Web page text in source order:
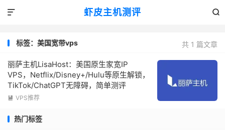
虾皮主机测评 

共 1 篇文章
标签：美国宽带vps
丽萨主机LisaHost：美国原生家宽IP
VPS，Netflix/Disney+/Hulu等原生解锁，
TikTok/ChatGPT无障碍，简单测评
 VPS推荐
热门标签